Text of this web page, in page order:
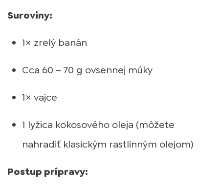
Suroviny:
1× zrelý banán
Cca 60 – 70 g ovsennej múky
1× vajce
1 lyžica kokosového oleja (môžete
nahradiť klasickým rastlinným olejom)
Postup prípravy: